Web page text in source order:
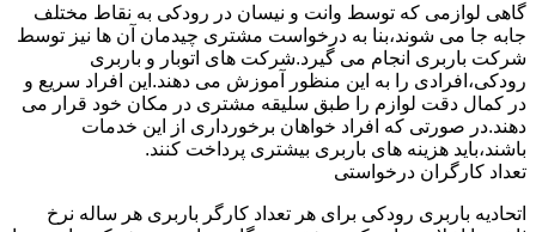
گاهی لوازمی که توسط وانت و نیسان در رودکی به نقاط مختلف
جابه جا می شوند،بنا به درخواست مشتری چیدمان آن ها نیز توسط
شرکت باربری انجام می گیرد.شرکت های اتوبار و باربری
رودکی،افرادی را به این منظور آموزش می دهند.این افراد سریع و
در کمال دقت لوازم را طبق سلیقه مشتری در مکان خود قرار می
دهند.در صورتی که افراد خواهان برخورداری از این خدمات
باشند،باید هزینه های باربری بیشتری پرداخت کنند.
تعداد کارگران درخواستی
اتحادیه باربری رودکی برای هر تعداد کارگر باربری هر ساله نرخ